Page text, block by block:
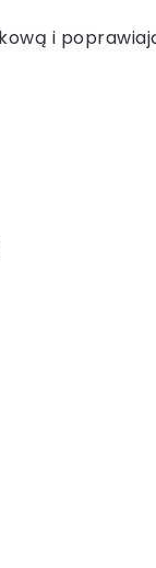
i